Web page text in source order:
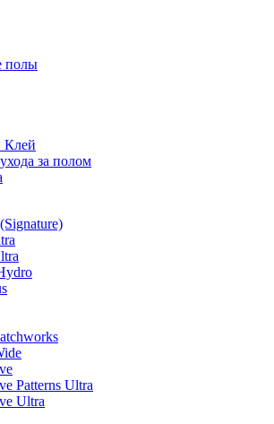
полы
Клей
за полом
Patterns Ultra
Ultra